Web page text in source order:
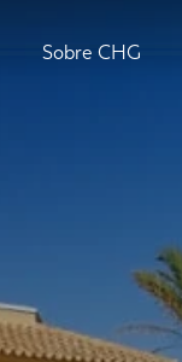
Sobre CHG